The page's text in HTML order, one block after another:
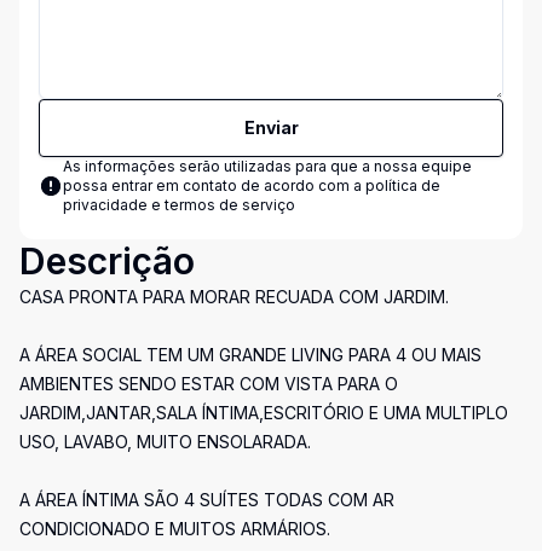
Enviar
As informações serão utilizadas para que a nossa equipe
possa entrar em contato de acordo com a política de
privacidade e termos de serviço
Descrição
CASA PRONTA PARA MORAR RECUADA COM JARDIM.
A ÁREA SOCIAL TEM UM GRANDE LIVING PARA 4 OU MAIS
AMBIENTES SENDO ESTAR COM VISTA PARA O
JARDIM,JANTAR,SALA ÍNTIMA,ESCRITÓRIO E UMA MULTIPLO
USO, LAVABO, MUITO ENSOLARADA.
A ÁREA ÍNTIMA SÃO 4 SUÍTES TODAS COM AR
CONDICIONADO E MUITOS ARMÁRIOS.